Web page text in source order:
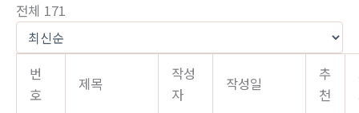
전체 171
번
호
제목
작성
자
작성일
추
천